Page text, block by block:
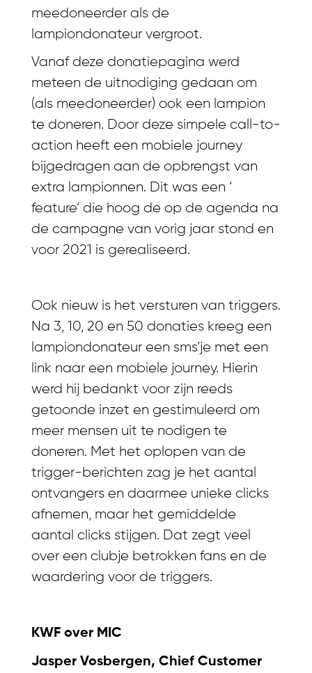
meedoneerder als de
lampiondonateur vergroot.
Vanaf deze donatiepagina werd
meteen de uitnodiging gedaan om
(als meedoneerder) ook een lampion
te doneren. Door deze simpele call-to-
action heeft een mobiele journey
bijgedragen aan de opbrengst van
extra lampionnen. Dit was een ‘
feature’ die hoog de op de agenda na
de campagne van vorig jaar stond en
voor 2021 is gerealiseerd.
Ook nieuw is het versturen van triggers.
Na 3, 10, 20 en 50 donaties kreeg een
lampiondonateur een sms’je met een
link naar een mobiele journey. Hierin
werd hij bedankt voor zijn reeds
getoonde inzet en gestimuleerd om
meer mensen uit te nodigen te
doneren. Met het oplopen van de
trigger-berichten zag je het aantal
ontvangers en daarmee unieke clicks
afnemen, maar het gemiddelde
aantal clicks stijgen. Dat zegt veel
over een clubje betrokken fans en de
waardering voor de triggers.
KWF over MIC
Jasper Vosbergen, Chief Customer